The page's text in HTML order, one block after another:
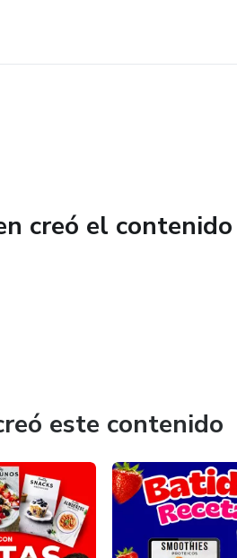
creó el contenido
este contenido